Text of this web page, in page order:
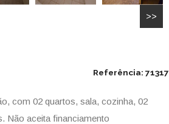
>>
Referência: 71317
com 02 quartos, sala, cozinha, 02
Não aceita financiamento